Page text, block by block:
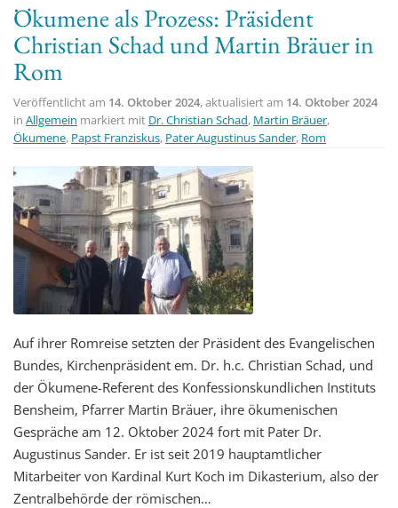
i
Ökumene als Prozess: Präsident
Christian Schad und Martin Bräuer in
Rom
Veröffentlicht am 14. Oktober 2024, aktualisiert am 14. Oktober 2024
in Allgemein markiert mit Dr. Christian Schad, Martin Bräuer,
Ökumene, Papst Franziskus, Pater Augustinus Sander, Rom
Auf ihrer Romreise setzten der Präsident des Evangelischen
Bundes, Kirchenpräsident em. Dr. h.c. Christian Schad, und
der Ökumene-Referent des Konfessionskundlichen Instituts
Bensheim, Pfarrer Martin Bräuer, ihre ökumenischen
Gespräche am 12. Oktober 2024 fort mit Pater Dr.
Augustinus Sander. Er ist seit 2019 hauptamtlicher
Mitarbeiter von Kardinal Kurt Koch im Dikasterium, also der
Zentralbehörde der römischen…